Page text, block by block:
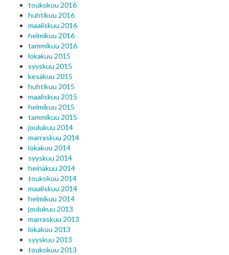
toukokuu 2016
huhtikuu 2016
maaliskuu 2016
helmikuu 2016
tammikuu 2016
lokakuu 2015
syyskuu 2015
kesäkuu 2015
huhtikuu 2015
maaliskuu 2015
helmikuu 2015
tammikuu 2015
joulukuu 2014
marraskuu 2014
lokakuu 2014
syyskuu 2014
heinäkuu 2014
toukokuu 2014
maaliskuu 2014
helmikuu 2014
joulukuu 2013
marraskuu 2013
lokakuu 2013
syyskuu 2013
toukokuu 2013